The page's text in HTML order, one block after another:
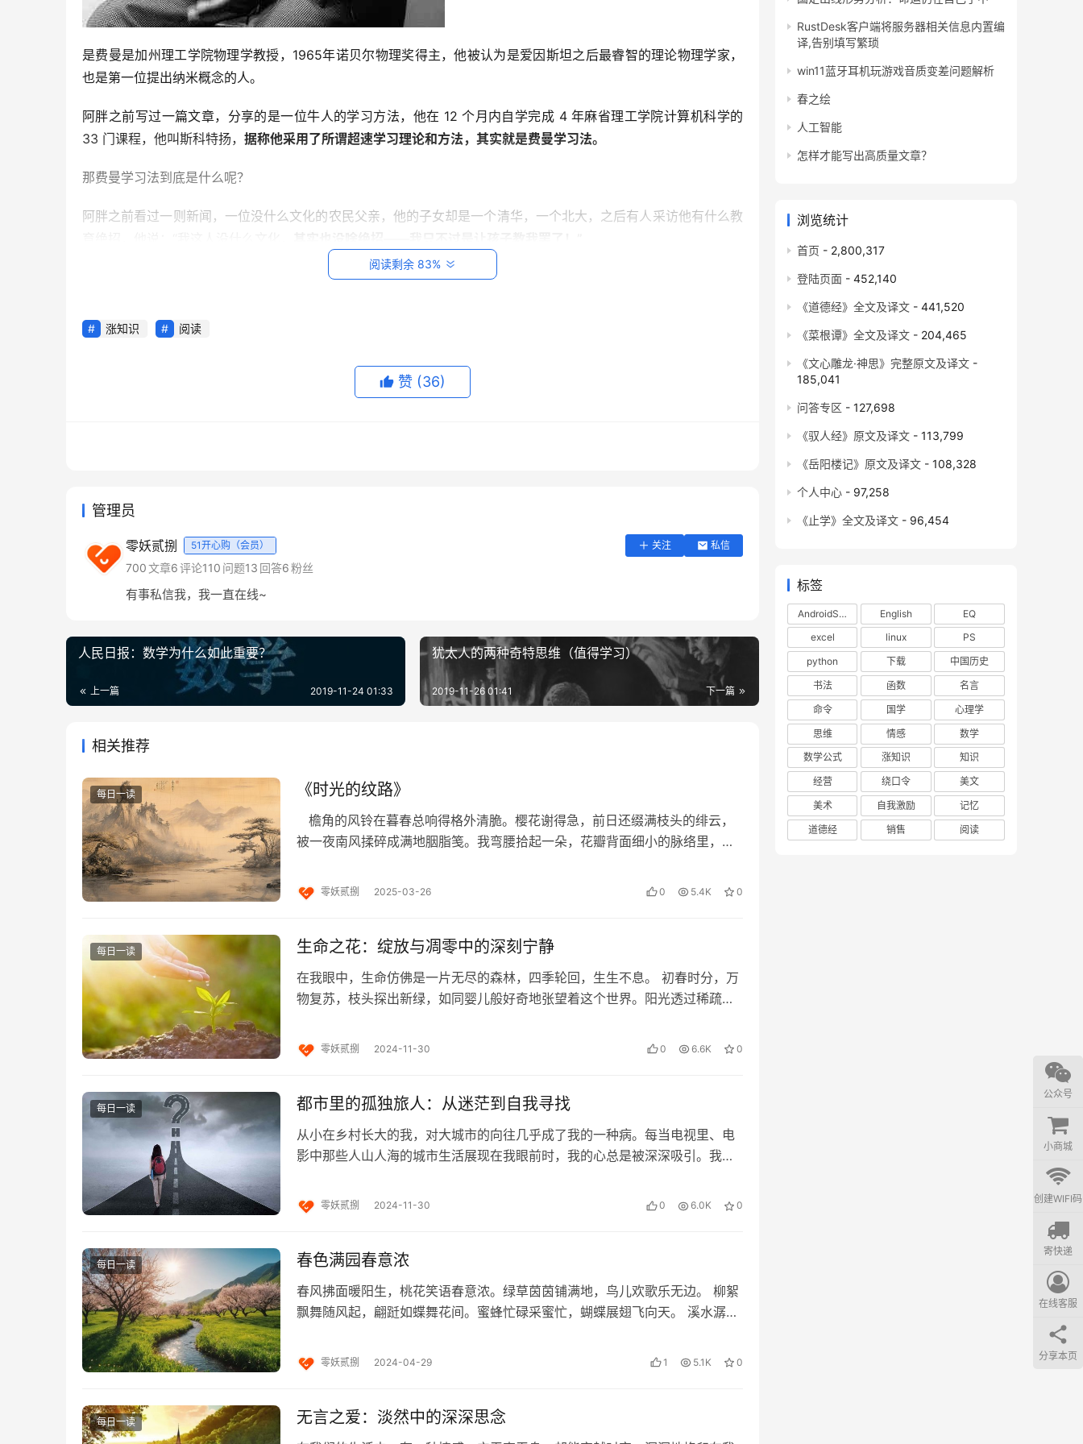
是费曼是加州理工学院物理学教授，1965年诺贝尔物理奖得主，他被认为是爱因斯坦之后最睿智的理论物理学家，
也是第一位提出纳米概念的人。
阿胖之前写过一篇文章，分享的是一位牛人的学习方法，他在 12 个月内自学完成 4 年麻省理工学院计算机科学的
33 门课程，他叫斯科特扬， 据称他采用了所谓超速学习理论和方法，其实就是费曼学习法。
那费曼学习法到底是什么呢？
阿胖之前看过一则新闻，一位没什么文化的农民父亲，他的子女却是一个清华，一个北大，之后有人采访他有什么教
孩子每天放学后，他就会让孩子把老师讲的内容再给他也讲一遍；孩子做作业的时候，他也会读孩子的课本，弄不懂
这其实就是费曼学习法，把自己输入的知识，通过输出的形式教会、教懂大部分人。
二、费曼学习法为什么这么有用？
费曼学习法能够真正意义上的改变我们的学习模式。
大家可以看这张图
美国国家实验室研究证实，不同的学习方式，内容在我们大脑中的留存率是完全不一样的，从听讲到现
场示范，这一部分被称为被动学习，而从讨论到教别人，这一部分被称为主动学习。
我们大多数时候都是在被动学习，比如听别人输出观点，其实就是自己的输入。
阅读书本，其实也是自己的输入
看视频，其实还是自己的输入
现场示范，有了输入和输出，但对结果不用考虑太多。
但如果你用上费曼学习法，被动学习就将会变为主动学习
你会在输入之后去实践
你会在输入之后尝试把别人教懂
这样的内容留存率是会越来越高的。
我们可以来想象一下，当你读了我这篇文章的时候，其实就是通过阅读的方式输入了费曼学习法这个方法，如果你就
逐渐被分解。
阅读剩余 83%
涨知识 阅读
赞 (36)
管理员
零妖贰捌 51开心购（会员） 关注 私信
700文章6评论110 问题13 回答6粉丝
有事私信我，我一直在线~
人民日报：数学为什么如此重要？
上一篇 2019-11-24 01:33
犹太人的两种奇特思维（值得学习）
下一篇
2019-11-26 01:41
相关推荐
每日一读 《时光的纹路》
檐角的风铃在暮春总响得格外清脆。樱花谢得急，前日还缀满枝头的绯云，
被一夜南风揉碎成满地胭脂笺。我弯腰拾起一朵，花瓣背面细小的脉络里，还
零妖贰捌 2025-03-26 0 5.4K 0
每日一读 生命之花：绽放与凋零中的深刻宁静
在我眼中，生命仿佛是一片无尽的森林，四季轮回，生生不息。 初春时分，万
物复苏，枝头探出新绿，如同婴儿般好奇地张望着这个世界。阳光透过稀疏的
零妖贰捌 2024-11-30 0 6.6K 0
每日一读 都市里的孤独旅人：从迷茫到自我寻找
从小在乡村长大的我，对大城市的向往几乎成了我的一种病。每当电视里、电
影中那些人山人海的城市生活展现在我眼前时，我的心总是被深深吸引。我喜
零妖贰捌 2024-11-30 0 6.0K 0
每日一读 春色满园春意浓
春风拂面暖阳生，桃花笑语春意浓。绿草茵茵铺满地，鸟儿欢歌乐无边。 柳絮
飘舞随风起，翩跹如蝶舞花间。蜜蜂忙碌采蜜忙，蝴蝶展翅飞向天。 溪水潺潺
零妖贰捌 2024-04-29 1 5.1K 0
每日一读 无言之爱：淡然中的深深思念
RustDesk客户端将服务器相关信息内置编
译,告别填写繁琐
win11蓝牙耳机玩游戏音质变差问题解析
春之绘
人工智能
怎样才能写出高质量文章？
浏览统计
首页 - 2,800,317
登陆页面 - 452,140
《道德经》全文及译文 - 441,520
《菜根谭》全文及译文 - 204,465
《文心雕龙·神思》完整原文及译文 -
185,041
问答专区 - 127,698
《驭人经》原文及译文 - 113,799
《岳阳楼记》原文及译文 - 108,328
个人中心 - 97,258
《止学》全文及译文 - 96,454
标签
AndroidStudio English
EQ
excel
linux
PS
python
下载
中国历史
书法
函数
名言
命令
国学
心理学
思维
情感
数学
数学公式
涨知识
知识
经营
绕口令
美文
美术
自我激励
记忆
道德经
销售 阅读
公众号
小商城
创建WIFI码
寄快递
在线客服
分享本页